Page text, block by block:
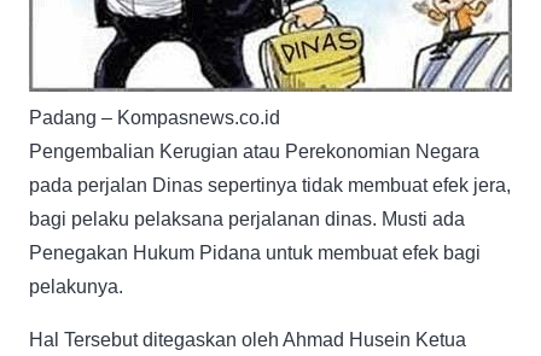
Padang – Kompasnews.co.id
Pengembalian Kerugian atau Perekonomian Negara
pada perjalan Dinas sepertinya tidak membuat efek jera,
bagi pelaku pelaksana perjalanan dinas. Musti ada
Penegakan Hukum Pidana untuk membuat efek bagi
pelakunya.
Hal Tersebut ditegaskan oleh Ahmad Husein Ketua